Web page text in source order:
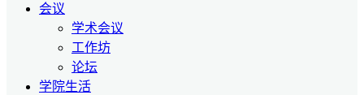
会议
学术会议
工作坊
论坛
学院生活